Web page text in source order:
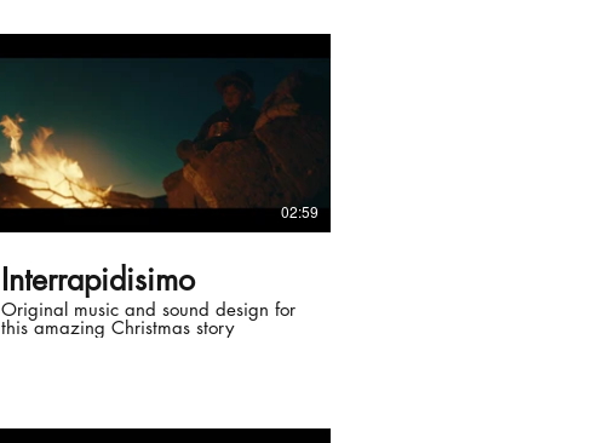
02:59
Interrapidisimo
Original music and sound design for
this amazing Christmas story